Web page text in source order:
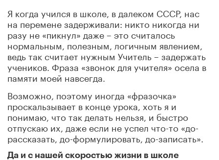
Я когда учился в школе, в далеком СССР, нас
на перемене задерживали: никто никогда ни
разу не «пикнул» даже – это считалось
нормальным, полезным, логичным явлением,
ведь так считает нужным Учитель – задержать
учеников. Фраза «звонок для учителя» осела в
памяти моей навсегда.
Возможно, поэтому иногда «фразочка»
проскальзывает в конце урока, хоть я и
понимаю, что так делать нельзя, и быстро
отпускаю их, даже если не успел что-то «до-
рассказать, до-формулировать, до-записать».
Да и с нашей скоростью жизни в школе